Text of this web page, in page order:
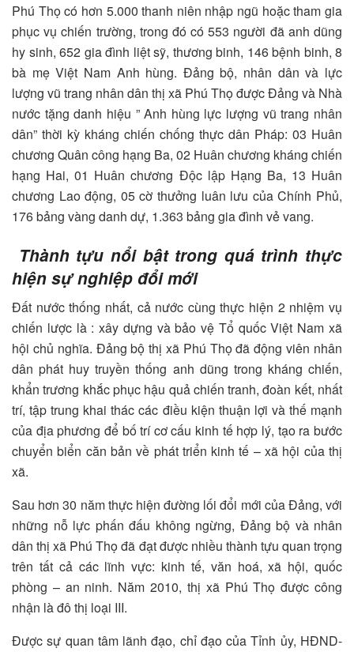
Phú Thọ có hơn 5.000 thanh niên nhập ngũ hoặc tham gia
phục vụ chiến trường, trong đó có 553 người đã anh dũng
hy sinh, 652 gia đình liệt sỹ, thương binh, 146 bệnh binh, 8
bà mẹ Việt Nam Anh hùng. Đảng bộ, nhân dân và lực
lượng vũ trang nhân dân thị xã Phú Thọ được Đảng và Nhà
nước tặng danh hiệu ” Anh hùng lực lượng vũ trang nhân
dân” thời kỳ kháng chiến chống thực dân Pháp: 03 Huân
chương Quân công hạng Ba, 02 Huân chương kháng chiến
hạng Hai, 01 Huân chương Độc lập Hạng Ba, 13 Huân
chương Lao động, 05 cờ thưởng luân lưu của Chính Phủ,
176 bảng vàng danh dự, 1.363 bảng gia đình vẻ vang.
Thành tựu nổi bật trong quá trình thực
hiện sự nghiệp đổi mới
Đất nước thống nhất, cả nước cùng thực hiện 2 nhiệm vụ
chiến lược là : xây dựng và bảo vệ Tổ quốc Việt Nam xã
hội chủ nghĩa. Đảng bộ thị xã Phú Thọ đã động viên nhân
dân phát huy truyền thống anh dũng trong kháng chiến,
khẩn trương khắc phục hậu quả chiến tranh, đoàn kết, nhất
trí, tập trung khai thác các điều kiện thuận lợi và thế mạnh
của địa phương để bố trí cơ cấu kinh tế hợp lý, tạo ra bước
chuyển biển căn bản về phát triển kinh tế – xã hội của thị
xã.
Sau hơn 30 năm thực hiện đường lối đổi mới của Đảng, với
những nỗ lực phấn đấu không ngừng, Đảng bộ và nhân
dân thị xã Phú Thọ đã đạt được nhiều thành tựu quan trọng
trên tất cả các lĩnh vực: kinh tế, văn hoá, xã hội, quốc
phòng – an ninh. Năm 2010, thị xã Phú Thọ được công
nhận là đô thị loại III.
Được sự quan tâm lãnh đạo, chỉ đạo của Tỉnh ủy, HĐND-